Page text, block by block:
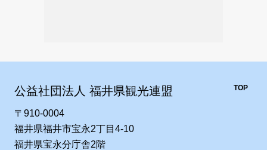
公益社団法人 福井県観光連盟
〒910-0004
福井県福井市宝永2丁目4-10
福井県宝永分庁舎2階
TOP